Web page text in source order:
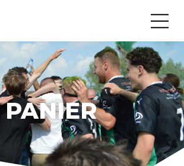
PANIER